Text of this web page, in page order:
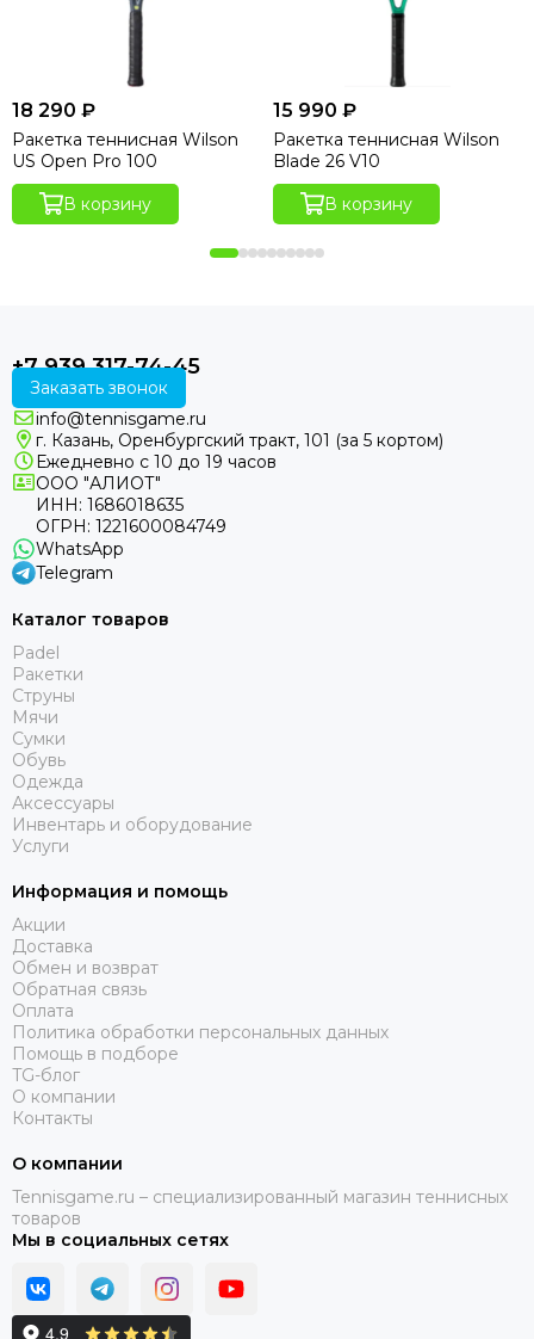
18 290 ₽
Ракетка теннисная Wilson
US Open Pro 100
В корзину
15 990 ₽
Ракетка теннисная Wilson
Blade 26 V10
В корзину
+7 939 317-74-45
Заказать звонок
info@tennisgame.ru
г. Казань, Оренбургский тракт, 101 (за 5 кортом)
Ежедневно с 10 до 19 часов
ООО "АЛИОТ"
ИНН: 1686018635
ОГРН: 1221600084749
WhatsApp
Telegram
Каталог товаров
Padel
Ракетки
Струны
Мячи
Сумки
Обувь
Одежда
Аксессуары
Инвентарь и оборудование
Услуги
Информация и помощь
Акции
Доставка
Обмен и возврат
Обратная связь
Оплата
Политика обработки персональных данных
Помощь в подборе
TG-блог
О компании
Контакты
О компании
Tennisgame.ru – специализированный магазин теннисных
товаров
Мы в социальных сетях